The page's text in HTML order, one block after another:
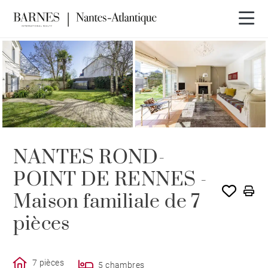
EXCLUSIVITÉ
NANTES ROND-
POINT DE RENNES -
Maison familiale de 7
pièces
7 pièces 5 chambres